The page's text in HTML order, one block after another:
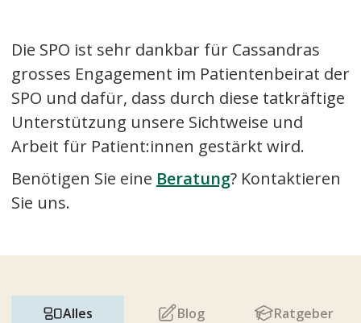
Die SPO ist sehr dankbar für Cassandras
grosses Engagement im Patientenbeirat der
SPO und dafür, dass durch diese tatkräftige
Unterstützung unsere Sichtweise und
Arbeit für Patient:innen gestärkt wird.
Benötigen Sie eine Beratung? Kontaktieren
Sie uns.
Alles Blog Ratgeber